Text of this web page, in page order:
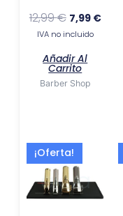
12,99€ 7,99 €
IVA no incluido
Añadir Al
Carrito
Barber Shop
¡Oferta!
precio
original
era:
El
precio
actual
es: